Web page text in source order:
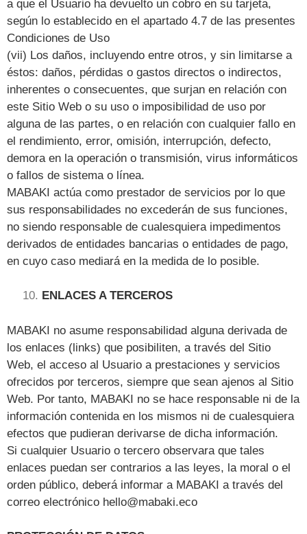
a que el Usuario ha devuelto un cobro en su tarjeta,
según lo establecido en el apartado 4.7 de las presentes
Condiciones de Uso
(vii) Los daños, incluyendo entre otros, y sin limitarse a
éstos: daños, pérdidas o gastos directos o indirectos,
inherentes o consecuentes, que surjan en relación con
este Sitio Web o su uso o imposibilidad de uso por
alguna de las partes, o en relación con cualquier fallo en
el rendimiento, error, omisión, interrupción, defecto,
demora en la operación o transmisión, virus informáticos
o fallos de sistema o línea.
MABAKI actúa como prestador de servicios por lo que
sus responsabilidades no excederán de sus funciones,
no siendo responsable de cualesquiera impedimentos
derivados de entidades bancarias o entidades de pago,
en cuyo caso mediará en la medida de lo posible.
ENLACES A TERCEROS
MABAKI no asume responsabilidad alguna derivada de
los enlaces (links) que posibiliten, a través del Sitio
Web, el acceso al Usuario a prestaciones y servicios
ofrecidos por terceros, siempre que sean ajenos al Sitio
Web. Por tanto, MABAKI no se hace responsable ni de la
información contenida en los mismos ni de cualesquiera
efectos que pudieran derivarse de dicha información.
Si cualquier Usuario o tercero observara que tales
enlaces puedan ser contrarios a las leyes, la moral o el
orden público, deberá informar a MABAKI a través del
correo electrónico hello@mabaki.eco